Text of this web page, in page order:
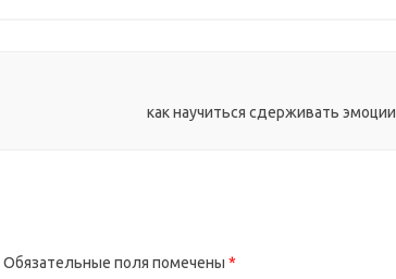
как научиться сдерживать эмоции
Обязательные поля помечены *